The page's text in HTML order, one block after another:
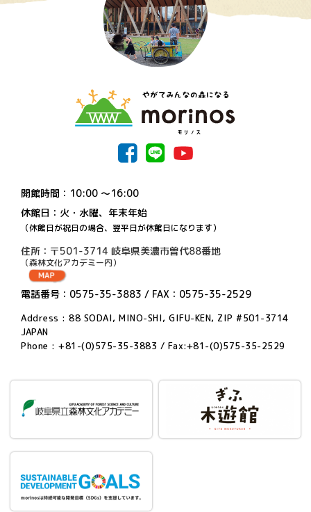
開館時間：10:00 〜16:00
休館日：火・水曜、年末年始
（休館日が祝日の場合、翌平日が休館日になります）
住所：〒501-3714 岐阜県美濃市曽代88番地
（森林文化アカデミー内）
電話番号：0575-35-3883 / FAX：0575-35-2529
Address : 88 SODAI, MINO-SHI, GIFU-KEN, ZIP #501-3714
JAPAN
Phone : +81-(0)575-35-3883 / Fax:+81-(0)575-35-2529